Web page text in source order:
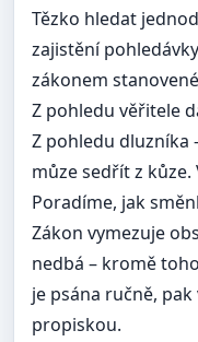
Tězko hledat
zajistění
zákonem
Z pohledu věřitele
Z pohledu dluzníka
můze sedřít z
Poradíme, jak
Zákon vymezuje
nedbá – kromě
je psána ručně,
propiskou.